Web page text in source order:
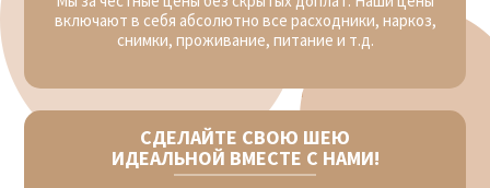
включают в себя абсолютно все расходники, наркоз,
снимки, проживание, питание и т.д.
СДЕЛАЙТЕ СВОЮ ШЕЮ
ИДЕАЛЬНОЙ ВМЕСТЕ С НАМИ!